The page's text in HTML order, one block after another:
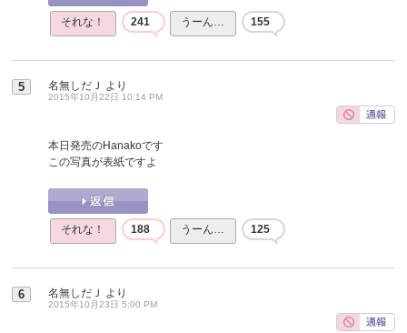
それな！ 241 うーん… 155
5 名無しだＪ より
2015年10月22日 10:14 PM
本日発売のHanakoです
この写真が表紙ですよ
それな！ 188 うーん… 125
6 名無しだＪ より
2015年10月23日 5:00 PM